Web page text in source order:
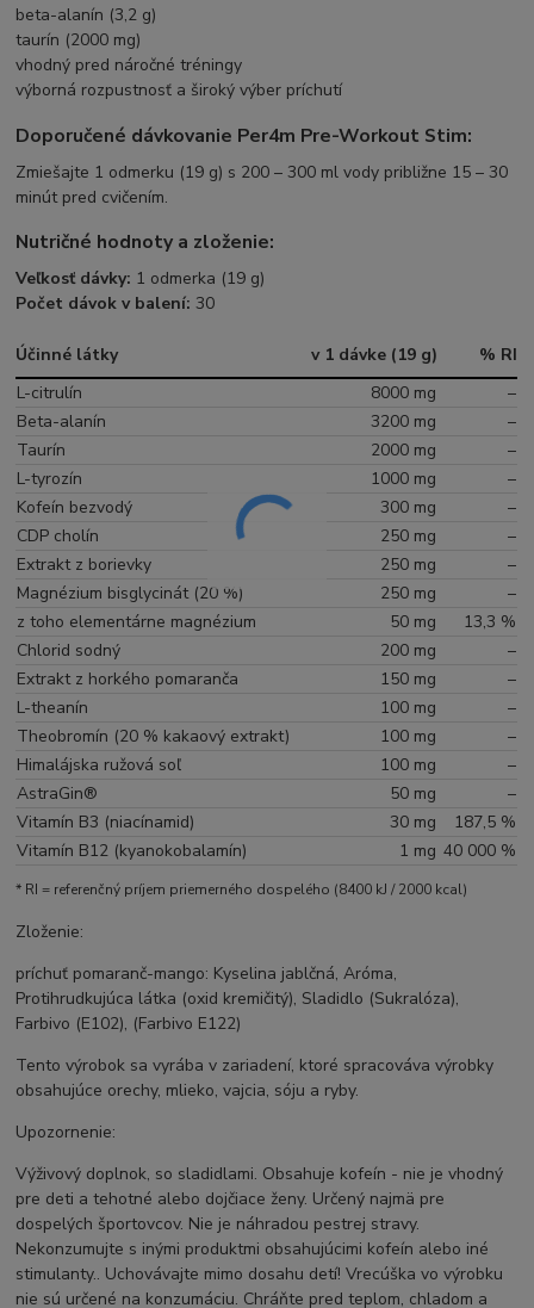
beta-alanín (3,2 g)
taurín (2000 mg)
vhodný pred náročné tréningy
výborná rozpustnosť a široký výber príchutí
Doporučené dávkovanie Per4m Pre-Workout Stim:
Zmiešajte 1 odmerku (19 g) s 200 – 300 ml vody približne 15 – 30
minút pred cvičením.
Nutričné hodnoty a zloženie:
Veľkosť dávky: 1 odmerka (19 g)
Počet dávok v balení: 30
Účinné látky v 1 dávke (19 g)
% RI
L-citrulín
8000 mg
–
Beta-alanín
3200 mg
–
Taurín
2000 mg
–
L-tyrozín
1000 mg
–
Kofeín bezvodý
300 mg
–
CDP cholín
250 mg
–
Extrakt z borievky
250 mg
–
Magnézium bisglycinát (20 %)
250 mg
–
z toho elementárne magnézium
50 mg
13,3 %
Chlorid sodný
200 mg
–
Extrakt z horkého pomaranča
150 mg
–
L-theanín
100 mg
–
Theobromín (20 % kakaový extrakt)
100 mg
–
Himalájska ružová soľ
100 mg
–
AstraGin®
50 mg
–
Vitamín B3 (niacínamid)
30 mg
187,5 %
Vitamín B12 (kyanokobalamín)
1 mg 40 000 %
* RI = referenčný príjem priemerného dospelého (8400 kJ / 2000 kcal)
Zloženie:
príchuť pomaranč-mango: Kyselina jablčná, Aróma,
Protihrudkujúca látka (oxid kremičitý), Sladidlo (Sukralóza),
Farbivo (E102), (Farbivo E122)
Tento výrobok sa vyrába v zariadení, ktoré spracováva výrobky
obsahujúce orechy, mlieko, vajcia, sóju a ryby.
Upozornenie:
Výživový doplnok, so sladidlami. Obsahuje kofeín - nie je vhodný
pre deti a tehotné alebo dojčiace ženy. Určený najmä pre
dospelých športovcov. Nie je náhradou pestrej stravy.
Nekonzumujte s inými produktmi obsahujúcimi kofeín alebo iné
stimulanty.. Uchovávajte mimo dosahu detí! Vrecúška vo výrobku
nie sú určené na konzumáciu. Chráňte pred teplom, chladom a